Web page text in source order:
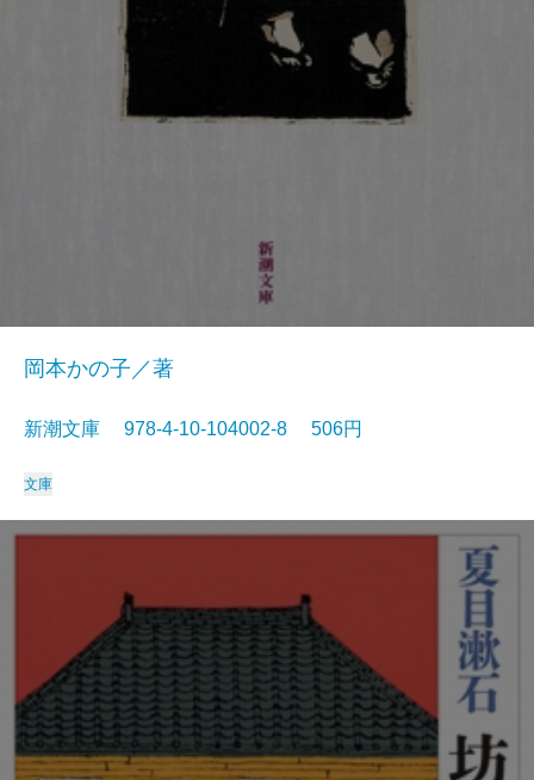
岡本かの子／著
新潮文庫 978-4-10-104002-8 506円
文庫